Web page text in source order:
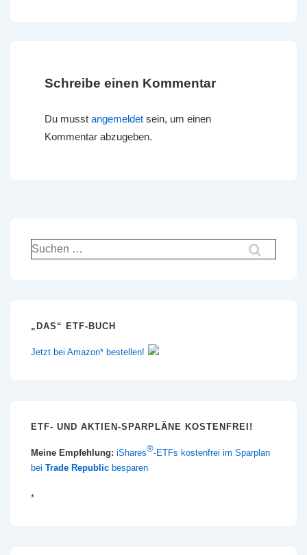
Schreibe einen Kommentar
Du musst angemeldet sein, um einen
Kommentar abzugeben.
Suchen
nach:
„DAS“ ETF-BUCH
Jetzt bei Amazon* bestellen!
ETF- UND AKTIEN-SPARPLÄNE KOSTENFREI!
Meine Empfehlung: iShares®-ETFs kostenfrei im Sparplan
bei Trade Republic besparen
*